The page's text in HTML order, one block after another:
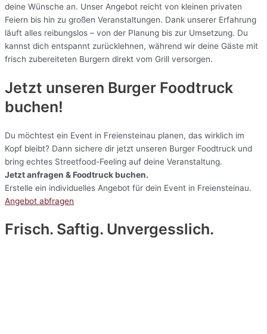
deine Wünsche an. Unser Angebot reicht von kleinen privaten
Feiern bis hin zu großen Veranstaltungen. Dank unserer Erfahrung
läuft alles reibungslos – von der Planung bis zur Umsetzung. Du
kannst dich entspannt zurücklehnen, während wir deine Gäste mit
frisch zubereiteten Burgern direkt vom Grill versorgen.
Jetzt unseren Burger Foodtruck
buchen!
Du möchtest ein Event in Freiensteinau planen, das wirklich im
Kopf bleibt? Dann sichere dir jetzt unseren Burger Foodtruck und
bring echtes Streetfood-Feeling auf deine Veranstaltung.
Jetzt anfragen & Foodtruck buchen.
Erstelle ein individuelles Angebot für dein Event in Freiensteinau.
Angebot abfragen
Frisch. Saftig. Unvergesslich.